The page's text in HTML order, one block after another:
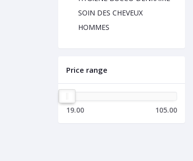
SOIN DES CHEVEUX
HOMMES
Price range
19.00 105.00